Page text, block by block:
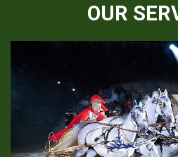
OUR